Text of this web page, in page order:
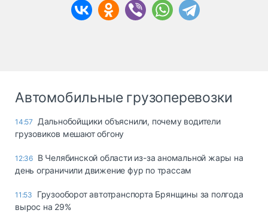
Автомобильные грузоперевозки
14:57
Дальнобойщики объяснили, почему водители
грузовиков мешают обгону
12:36 В Челябинской области из-за аномальной жары на
день ограничили движение фур по трассам
11:53
Грузооборот автотранспорта Брянщины за полгода
вырос на 29%